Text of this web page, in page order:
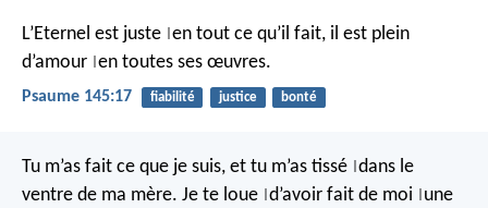
L’Eternel est juste en tout ce qu’il fait, il est plein
d’amour en toutes ses œuvres.
Psaume 145:17 fiabilité justice bonté
Tu m’as fait ce que je suis, et tu m’as tissé dans le
ventre de ma mère. Je te loue d’avoir fait de moi
une